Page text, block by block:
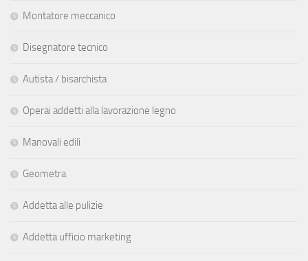
Montatore meccanico
Disegnatore tecnico
Autista / bisarchista
Operai addetti alla lavorazione legno
Manovali edili
Geometra
Addetta alle pulizie
Addetta ufficio marketing